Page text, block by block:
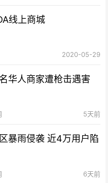
线上商城
2020-05-29
华人商家遭枪击遇害
5天前
暴雨侵袭 近4万用户陷
6天前